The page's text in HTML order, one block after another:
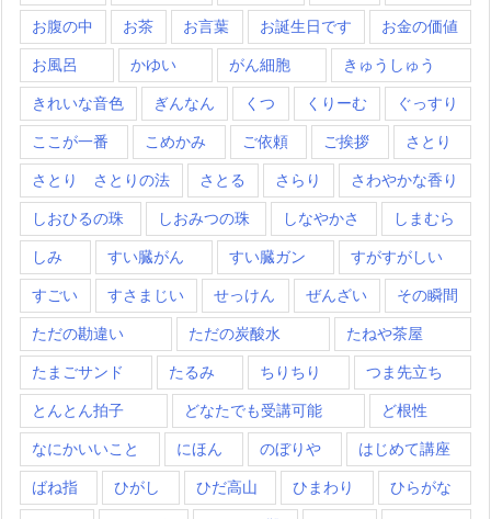
お腹の中 お茶 お言葉 お誕生日です お金の価値
お風呂 かゆい がん細胞 きゅうしゅう
きれいな音色 ぎんなん くつ くりーむ ぐっすり
ここが一番 こめかみ ご依頼 ご挨拶 さとり
さとり さとりの法 さとる さらり さわやかな香り
しおひるの珠 しおみつの珠 しなやかさ しまむら
しみ すい臓がん すい臓ガン すがすがしい
すごい すさまじい せっけん ぜんざい その瞬間
ただの勘違い ただの炭酸水 たねや茶屋
たまごサンド たるみ ちりちり つま先立ち
とんとん拍子 どなたでも受講可能 ど根性
なにかいいこと にほん のぼりや はじめて講座
ばね指 ひがし ひだ高山 ひまわり ひらがな